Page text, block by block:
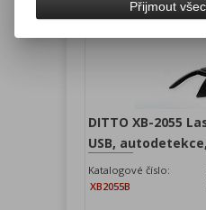
DITTO XB-2055
USB,
Katalogové číslo:
XB2055B
Přijmout